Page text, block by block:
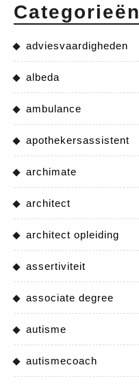
Categorieën
adviesvaardigheden
albeda
ambulance
apothekersassistent
archimate
architect
architect opleiding
assertiviteit
associate degree
autisme
autismecoach